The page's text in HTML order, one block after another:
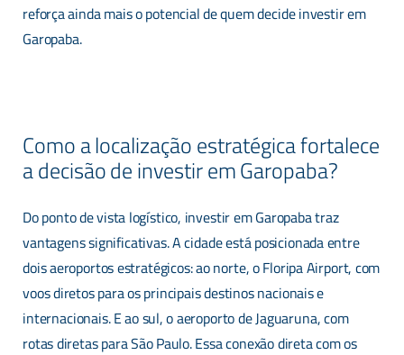
reforça ainda mais o potencial de quem decide investir em
Garopaba.
Como a localização estratégica fortalece
a decisão de investir em Garopaba?
Do ponto de vista logístico, investir em Garopaba traz
vantagens significativas. A cidade está posicionada entre
dois aeroportos estratégicos: ao norte, o Floripa Airport, com
voos diretos para os principais destinos nacionais e
internacionais. E ao sul, o aeroporto de Jaguaruna, com
rotas diretas para São Paulo. Essa conexão direta com os